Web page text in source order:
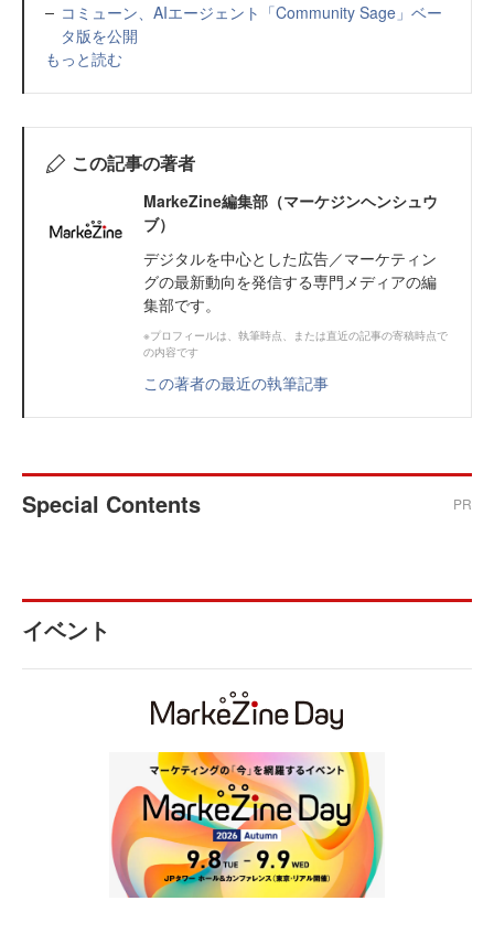
コミューン、AIエージェント「Community Sage」ベー
タ版を公開
もっと読む
この記事の著者
MarkeZine編集部（マーケジンヘンシュウ
ブ）
デジタルを中心とした広告／マーケティン
グの最新動向を発信する専門メディアの編
集部です。
※プロフィールは、執筆時点、または直近の記事の寄稿時点で
の内容です
この著者の最近の執筆記事
Special Contents PR
イベント